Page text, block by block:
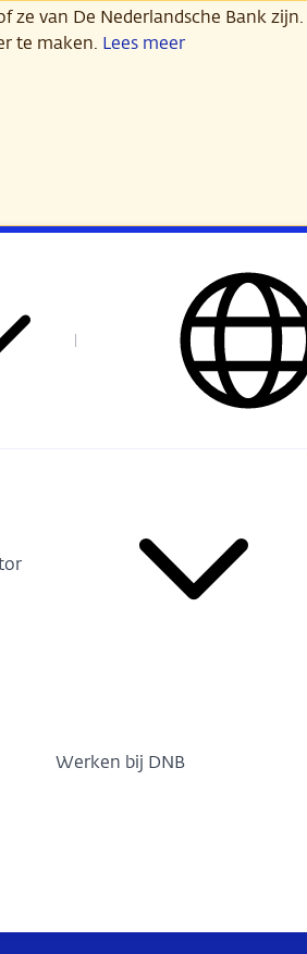
van De Nederlandsche Bank
te maken. Lees meer
Werken bij DNB